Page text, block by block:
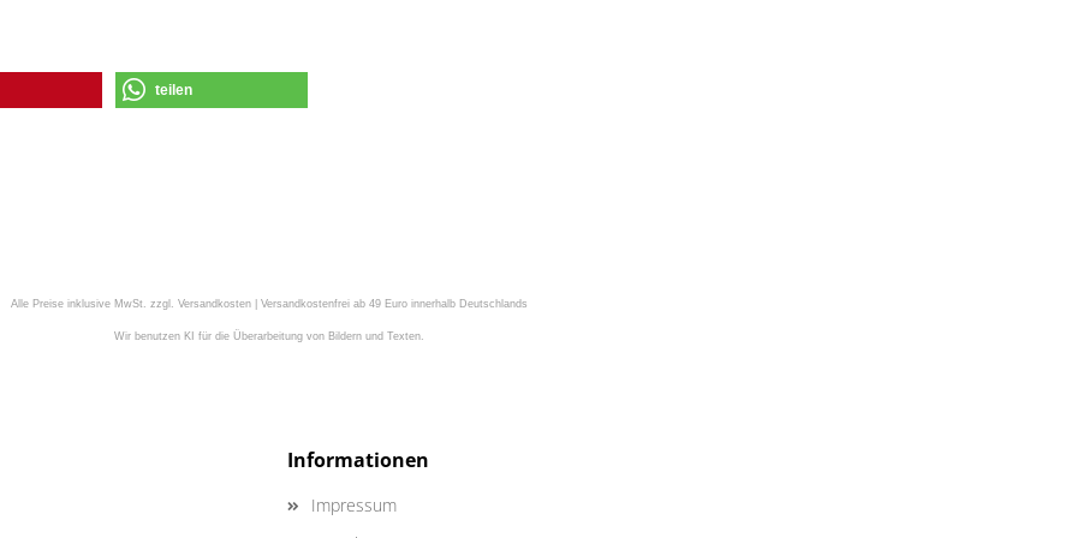
teilen
Alle Preise inklusive MwSt. zzgl. Versandkosten | Versandkostenfrei ab 49 Euro innerhalb Deutschlands
Wir benutzen KI für die Überarbeitung von Bildern und Texten.
Informationen
Impressum